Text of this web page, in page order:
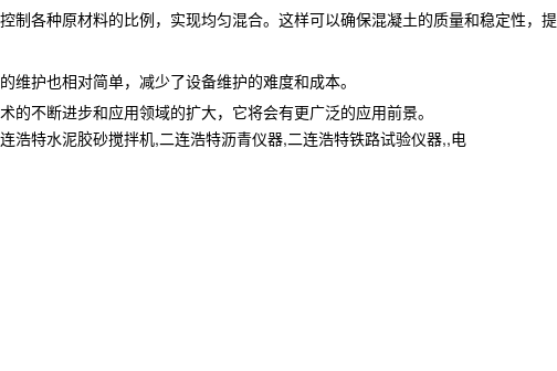
制各种原材料的比例，实现均匀混合。这样可以确保混凝土的质量和稳定性，提
护也相对简单，减少了设备维护的难度和成本。
不断进步和应用领域的扩大，它将会有更广泛的应用前景。
浩特水泥胶砂搅拌机,二连浩特沥青仪器,二连浩特铁路试验仪器,,电